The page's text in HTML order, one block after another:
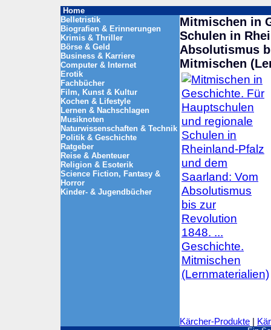
Home
Belletristik
Biografien & Erinnerungen
Krimis & Thriller
Börse & Geld
Business & Karriere
Computer & Internet
Erotik
Fachbücher
Film, Kunst & Kultur
Kochen & Lifestyle
Lernen & Nachschlagen
Musiknoten
Naturwissenschaften & Technik
Politik & Geschichte
Ratgeber
Reise & Abenteuer
Religion & Esoterik
Science Fiction, Fantasy &
Horror
Kinder- & Jugendbücher
Mitmischen in
Schulen in
Absolutismus
Mitmischen
Kärcher-Produkte |